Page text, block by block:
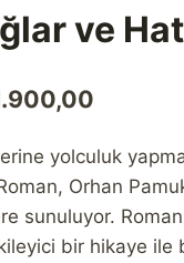
ve
Şu
fiyat:
yolculuk
Orhan
sunuluyor.
bir hikaye ile